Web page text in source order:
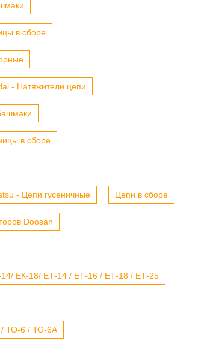
в сборе
- Натяжители цепи
в сборе
- Цепи гусеничные Цепи в сборе
Doosan
ЕК-18/ ЕТ-14 / ЕТ-16 / ЕТ-18 / ЕТ-25
/ ТО-6 / ТО-6А